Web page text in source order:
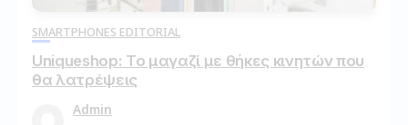
SMARTPHONES EDITORIAL
Uniqueshop: Το μαγαζί με θήκες κινητών που
θα λατρέψεις
Admin